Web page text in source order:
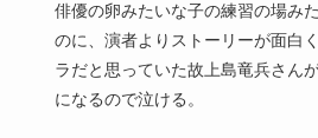
俳優の卵みたいな子の練習の場み
のに、演者よりストーリーが面白
ラだと思っていた故上島竜兵さん
になるので泣ける。